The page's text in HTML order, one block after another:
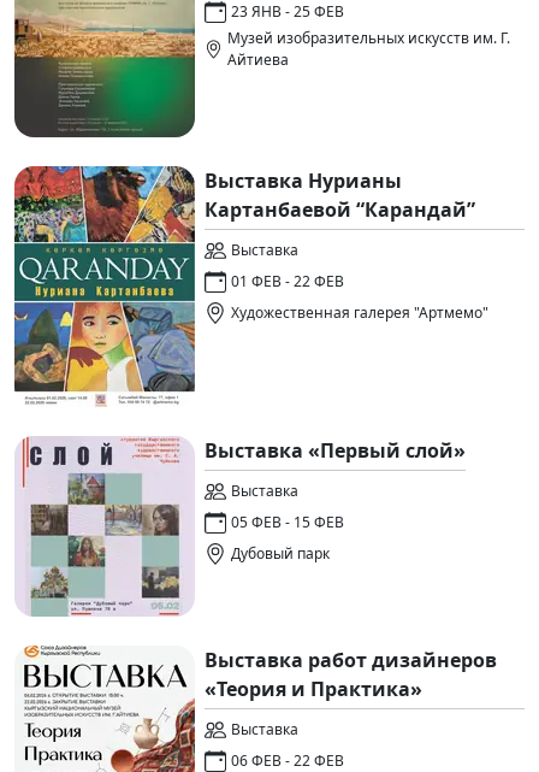
23 ЯНВ - 25 ФЕВ
Музей изобразительных искусств им. Г.
Айтиева
Выставка Нурианы
Картанбаевой “Карандай”
Выставка
01 ФЕВ - 22 ФЕВ
Художественная галерея "Артмемо"
Выставка «Первый слой»
Выставка
05 ФЕВ - 15 ФЕВ
Дубовый парк
Выставка работ дизайнеров
«Теория и Практика»
Выставка
06 ФЕВ - 22 ФЕВ